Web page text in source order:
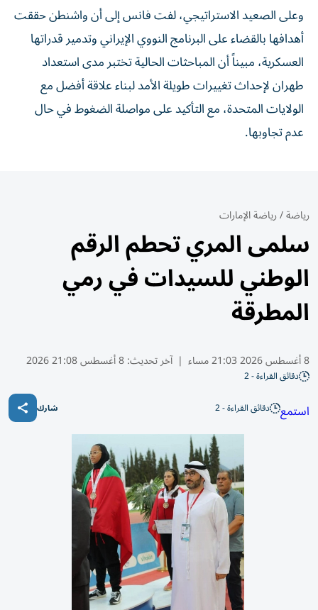
وعلى الصعيد الاستراتيجي، لفت فانس إلى أن واشنطن حققت
أهدافها بالقضاء على البرنامج النووي الإيراني وتدمير قدراتها
العسكرية، مبيناً أن المباحثات الحالية تختبر مدى استعداد
طهران لإحداث تغييرات طويلة الأمد لبناء علاقة أفضل مع
الولايات المتحدة، مع التأكيد على مواصلة الضغوط في حال
عدم تجاوبها.
رياضة/رياضة الإمارات
سلمى المري تحطم الرقم
الوطني للسيدات في رمي
المطرقة
8 أغسطس 2026 21:03 مساء | آخر تحديث:8 أغسطس 21:08 2026
دقائق القراءة - 2
استمع دقائق القراءة - 2 شارك